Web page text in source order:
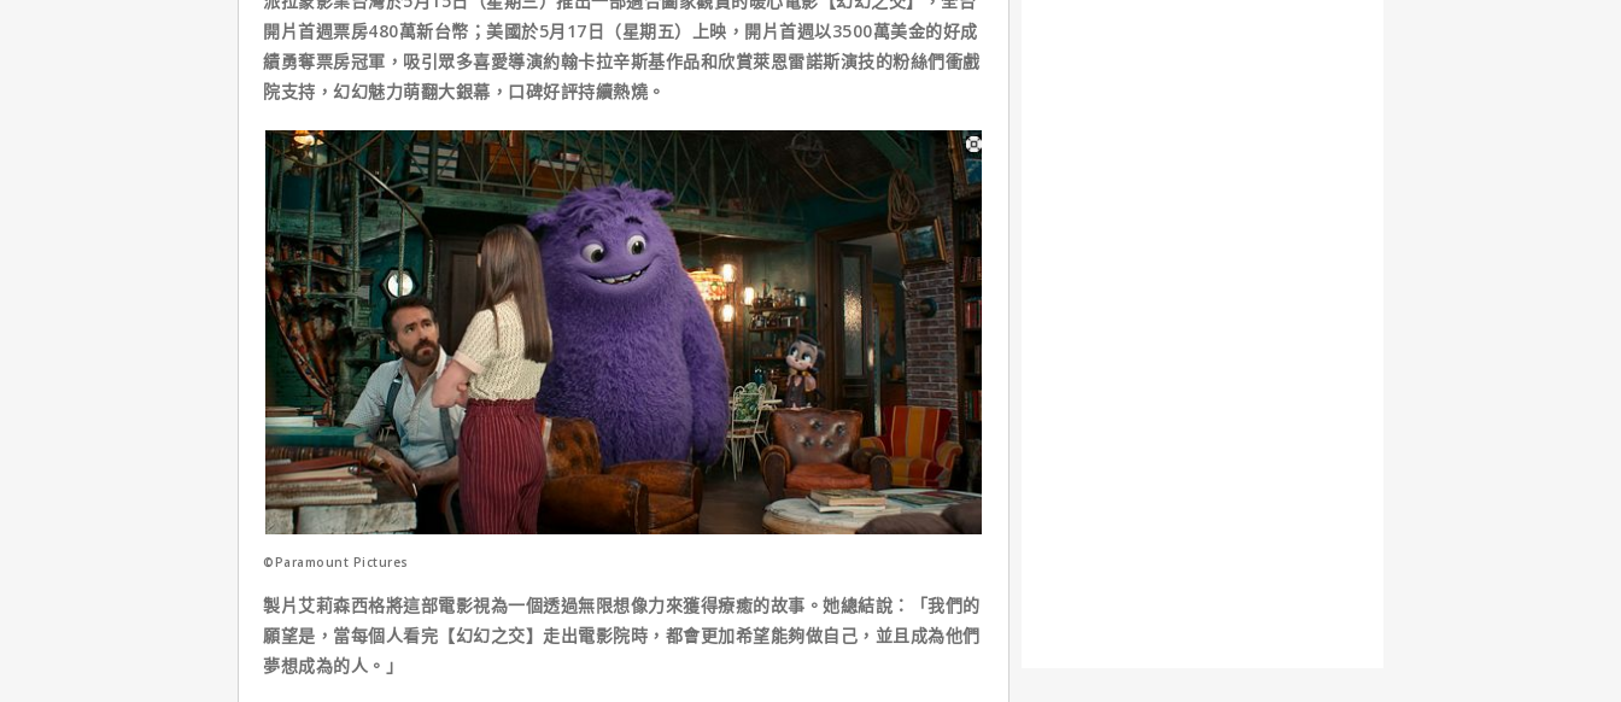
開片首週票房480萬新台幣；美國於5月17日（星期五）上映，開片首週以3500萬美金的好成
績勇奪票房冠軍，吸引眾多喜愛導演約翰卡拉辛斯基作品和欣賞萊恩雷諾斯演技的粉絲們衝戲
院支持，幻幻魅力萌翻大銀幕，口碑好評持續熱燒。
©Paramount Pictures
製片艾莉森西格將這部電影視為一個透過無限想像力來獲得療癒的故事。她總結說：「我們的
願望是，當每個人看完【幻幻之交】走出電影院時，都會更加希望能夠做自己，並且成為他們
夢想成為的人。」